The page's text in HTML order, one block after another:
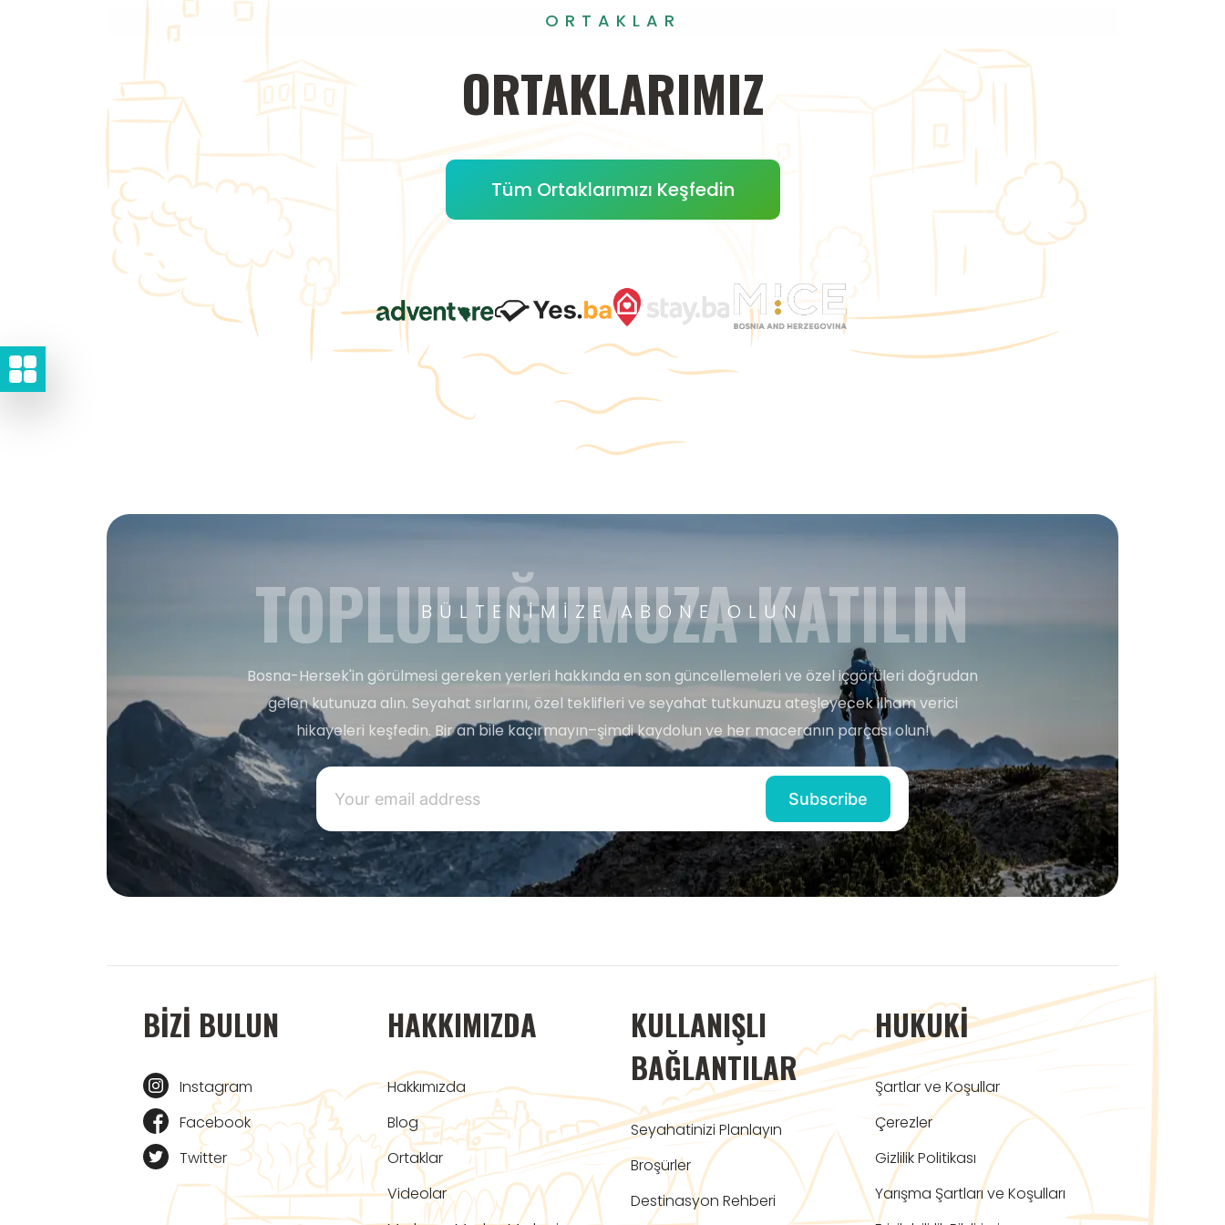
ORTAKLAR
ORTAKLARIMIZ
Tüm Ortaklarımızı Keşfedin
BÜLTENIMIZE ABONE OLUN
TOPLULUĞUMUZA KATILIN
Bosna-Hersek'in görülmesi gereken yerleri hakkında en son güncellemeleri ve özel içgörüleri doğrudan
gelen kutunuza alın. Seyahat sırlarını, özel teklifleri ve seyahat tutkunuzu ateşleyecek ilham verici
hikayeleri keşfedin. Bir an bile kaçırmayın–şimdi kaydolun ve her maceranın parçası olun!
BIZI BULUN
Instagram
Facebook
Twitter
HAKKIMIZDA
Hakkımızda
Blog
Ortaklar
Videolar
KULLANIŞLI
BAĞLANTILAR
Seyahatinizi Planlayın
Broşürler
Destinasyon Rehberi
HUKUKI
Şartlar ve Koşullar
Çerezler
Gizlilik Politikası
Yarışma Şartları ve Koşulları